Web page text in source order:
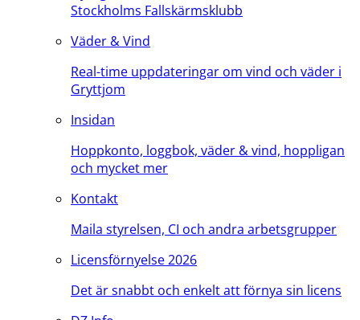
Stockholms Fallskärmsklubb
Väder & Vind
Real-time uppdateringar om vind och väder i
Gryttjom
Insidan
Hoppkonto, loggbok, väder & vind, hoppligan
och mycket mer
Kontakt
Maila styrelsen, CI och andra arbetsgrupper
Licensförnyelse 2026
Det är snabbt och enkelt att förnya sin licens